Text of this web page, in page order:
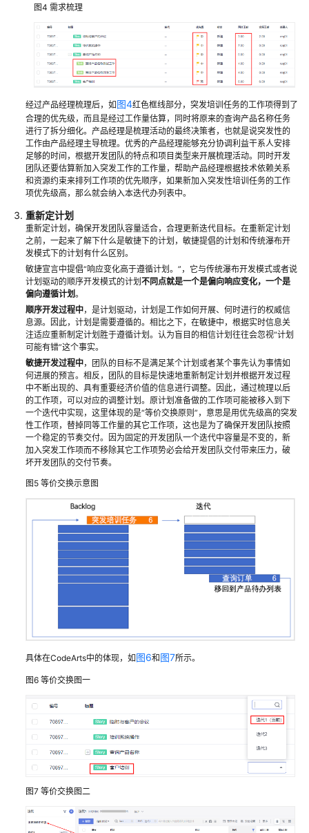
管
理
智
手
表
研
发
项
目
的
缺
陷
用
IPD
系
统
设
备
类
管
理
智
能
手
表
发
目
用
IPD
系
能
表
图4 需求梳理
经过产品经理梳理后，如图4红色框线部分，突发培训任务的工作项得到了
合理的优先级，而且是经过工作量估算，同时将原来的查询产品名称任务
进行了拆分细化。产品经理是梳理活动的最终决策者，也就是说突发性的
工作由产品经理主导梳理。优秀的产品经理能够充分协调利益干系人安排
足够的时间，根据开发团队的特点和项目类型来开展梳理活动。同时开发
团队还要估算新加入突发工作的工作量，帮助产品经理根据技术依赖关系
和资源约束来排列工作项的优先顺序，如果新加入突发性培训任务的工作
项优先级高，那么就会纳入本迭代办列表中。
重新定计划
重新定计划，确保开发团队容量适合，合理更新迭代目标。在重新定计划
之前，一起来了解下什么是敏捷下的计划，敏捷提倡的计划和传统瀑布开
发模式下的计划有什么区别。
敏捷宣言中提倡“响应变化高于遵循计划。”，它与传统瀑布开发模式或者说
计划驱动的顺序开发模式的计划 不同点就是一个是偏向响应变化，一个是
偏向遵循计划。
顺序开发过程中，是计划驱动，计划是工作如何开展、何时进行的权威信
息源。因此，计划是需要遵循的。相比之下，在敏捷中，根据实时信息关
注适应重新制定计划胜于遵循计划。认为盲目的相信计划往往会忽视“计划
可能有错”这个事实。
敏捷开发过程中，团队的目标不是满足某个计划或者某个事先认为事情如
何进展的预言。相反，团队的目标是快速地重新制定计划并根据开发过程
中不断出现的、具有重要经济价值的信息进行调整。因此，通过梳理以后
的工作项，可以对应的调整计划。原计划准备做的工作项可能被移入到下
一个迭代中实现，这里体现的是“等价交换原则”，意思是用优先级高的突发
性工作项，替掉同等工作量的其它工作项，这也是为了确保开发团队按照
一个稳定的节奏交付。因为固定的开发团队一个迭代中容量是不变的，新
加入突发工作项而不移除其它工作项势必会给开发团队交付带来压力，破
坏开发团队的交付节奏。
图5 等价交换示意图
具体在CodeArts中的体现，如图6和图7所示。
图6 等价交换图一
图7 等价交换图二